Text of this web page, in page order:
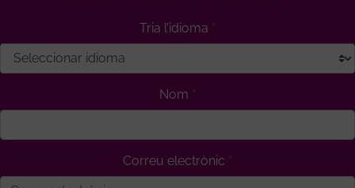
Tria l’idioma
Nom
Correu electrònic